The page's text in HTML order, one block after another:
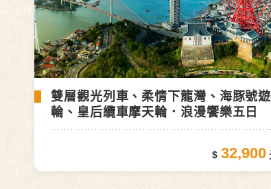
雙層觀光列車、柔情下龍灣、海豚號遊
輪、皇后纜車摩天輪．浪漫饗樂五日
32,900